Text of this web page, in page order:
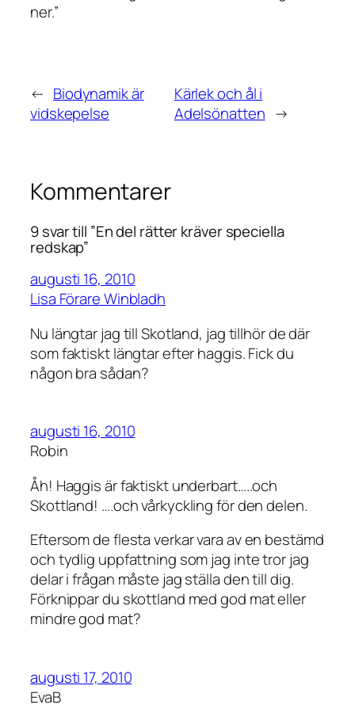
ner.”
← Biodynamik är
vidskepelse
Kärlek och ål i
Adelsönatten →
Kommentarer
9 svar till ”En del rätter kräver speciella
redskap”
augusti 16, 2010
Lisa Förare Winbladh
Nu längtar jag till Skotland, jag tillhör de där
som faktiskt längtar efter haggis. Fick du
någon bra sådan?
augusti 16, 2010
Robin
Åh! Haggis är faktiskt underbart…..och
Skottland! ….och vårkyckling för den delen.
Eftersom de flesta verkar vara av en bestämd
och tydlig uppfattning som jag inte tror jag
delar i frågan måste jag ställa den till dig.
Förknippar du skottland med god mat eller
mindre god mat?
augusti 17, 2010
EvaB